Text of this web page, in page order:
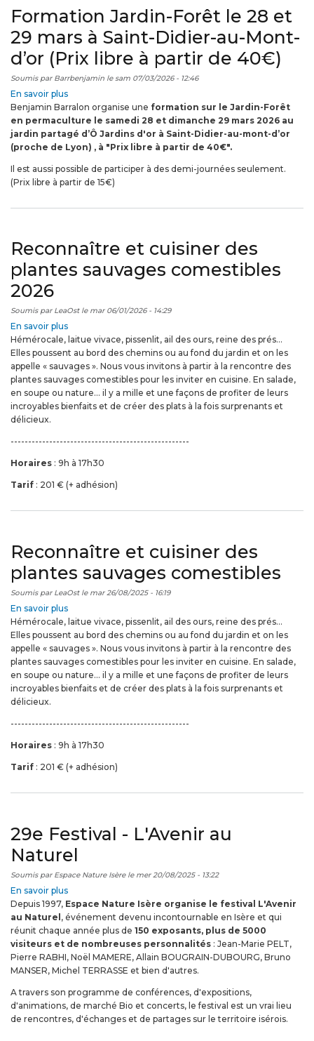
légendes
Formation Jardin-Forêt le 28 et
29 mars à Saint-Didier-au-Mont-
d’or (Prix libre à partir de 40€)
Soumis par Barrbenjamin lesam 07/03/2026 - 12:46
En savoir plus
Formation
Jardin-
Forêt
le
et
29
Didier-
au-
Mont-
libre
partir
Benjamin Barralon organise une formation sur le Jardin-Forêt
en permaculture le samedi 28 et dimanche 29 mars 2026 au
jardin partagé d’Ô Jardins d'or à Saint-Didier-au-mont-d’or
(proche de Lyon) , à "Prix libre à partir de 40€".
Il est aussi possible de participer à des demi-journées seulement.
(Prix libre à partir de 15€)
Reconnaître et cuisiner des
plantes sauvages comestibles
2026
Soumis par LeaOstle mar 06/01/2026 - 14:29
En savoir plus
Reconnaître
et
cuisiner
des
plantes
sauvages
Hémérocale, laitue vivace, pissenlit, ail des ours, reine des prés…
Elles poussent au bord des chemins ou au fond du jardin et on les
appelle « sauvages ». Nous vous invitons à partir à la rencontre des
plantes sauvages comestibles pour les inviter en cuisine. En salade,
en soupe ou nature… il y a mille et une façons de profiter de leurs
incroyables bienfaits et de créer des plats à la fois surprenants et
délicieux.
---------------------------------------------------
Horaires : 9h à 17h30
Tarif : 201 € (+ adhésion)
Reconnaître et cuisiner des
plantes sauvages comestibles
Soumis par LeaOstle mar 26/08/2025 - 16:19
En savoir plus
Reconnaître
et
cuisiner
des
plantes
sauvages
Hémérocale, laitue vivace, pissenlit, ail des ours, reine des prés…
Elles poussent au bord des chemins ou au fond du jardin et on les
appelle « sauvages ». Nous vous invitons à partir à la rencontre des
plantes sauvages comestibles pour les inviter en cuisine. En salade,
en soupe ou nature… il y a mille et une façons de profiter de leurs
incroyables bienfaits et de créer des plats à la fois surprenants et
délicieux.
---------------------------------------------------
Horaires : 9h à 17h30
Tarif : 201 € (+ adhésion)
29e Festival - L'Avenir au
Naturel
Soumis par Espace Nature Isèrele mer 20/08/2025 - 13:22
En savoir plus
29e
Festival
-
L'Avenir
au
Naturel
Depuis 1997, Espace Nature Isère organise le festival L'Avenir
au Naturel, événement devenu incontournable en Isère et qui
réunit chaque année plus de 150 exposants, plus de 5000
visiteurs et de nombreuses personnalités : Jean-Marie PELT,
Pierre RABHI, Noël MAMERE, Allain BOUGRAIN-DUBOURG, Bruno
MANSER, Michel TERRASSE et bien d'autres.
A travers son programme de conférences, d'expositions,
d'animations, de marché Bio et concerts, le festival est un vrai lieu
de rencontres, d'échanges et de partages sur le territoire isérois.